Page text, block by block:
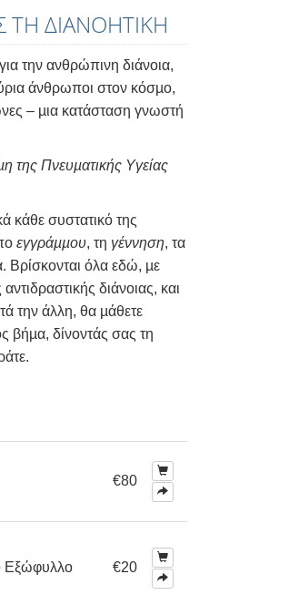
ΤΗ ΔΙΑΝΟΗΤΙΚΗ
την ανθρώπινη διάνοια,
άνθρωποι στον κόσµο,
– µια κατάσταση γνωστή
της Πνευµατικής Υγείας
κάθε συστατικό της
εγγράµµου, τη γέννηση, τα
Βρίσκονται όλα εδώ, µε
διάνοιας, και
την άλλη, θα µάθετε
βήµα, δίνοντάς σας τη
€80
Εξώφυλλο €20